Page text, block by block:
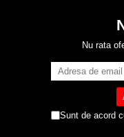
Nu rata
Sunt de acord